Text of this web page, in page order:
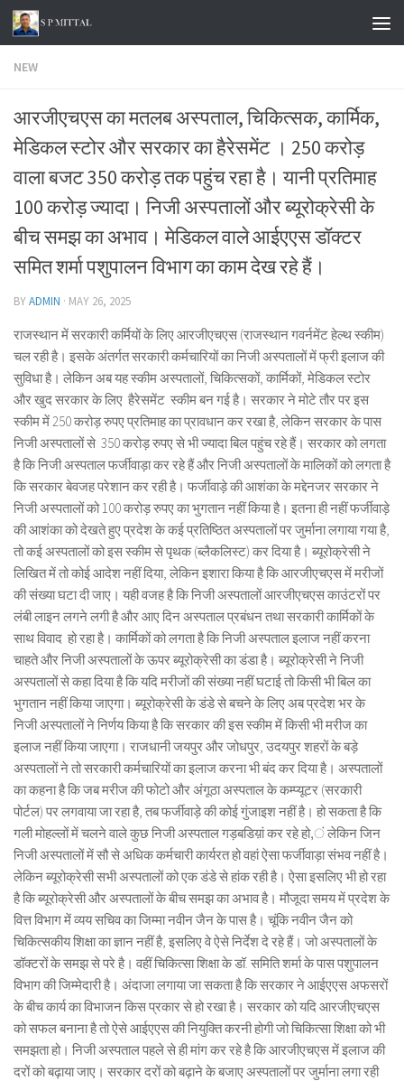
Skip to content
NEW
आरजीएचएस का मतलब अस्पताल, चिकित्सक, कार्मिक,
मेडिकल स्टोर और सरकार का हैरेसमेंट । 250 करोड़
वाला बजट 350 करोड़ तक पहुंच रहा है। यानी प्रतिमाह
100 करोड़ ज्यादा। निजी अस्पतालों और ब्यूरोक्रेसी के
बीच समझ का अभाव। मेडिकल वाले आईएएस डॉक्टर
समित शर्मा पशुपालन विभाग का काम देख रहे हैं।
BYADMIN · MAY 26, 2025
राजस्थान में सरकारी कर्मियों के लिए आरजीएचएस (राजस्थान गवर्नमेंट हेल्थ स्कीम)
चल रही है। इसके अंतर्गत सरकारी कर्मचारियों का निजी अस्पतालों में फ्री इलाज की
सुविधा है। लेकिन अब यह स्कीम अस्पतालों, चिकित्सकों, कार्मिकों, मेडिकल स्टोर
और खुद सरकार के लिए हैरेसमेंट स्कीम बन गई है। सरकार ने मोटे तौर पर इस
स्कीम में 250 करोड़ रुपए प्रतिमाह का प्रावधान कर रखा है, लेकिन सरकार के पास
निजी अस्पतालों से 350 करोड़ रुपए से भी ज्यादा बिल पहुंच रहे हैं। सरकार को लगता
है कि निजी अस्पताल फर्जीवाड़ा कर रहे हैं और निजी अस्पतालों के मालिकों को लगता है
कि सरकार बेवजह परेशान कर रही है। फर्जीवाड़े की आशंका के मद्देनजर सरकार ने
निजी अस्पतालों को 100 करोड़ रुपए का भुगतान नहीं किया है। इतना ही नहीं फर्जीवाड़े
की आशंका को देखते हुए प्रदेश के कई प्रतिष्ठित अस्पतालों पर जुर्माना लगाया गया है,
तो कई अस्पतालों को इस स्कीम से पृथक (ब्लैकलिस्ट) कर दिया है। ब्यूरोक्रेसी ने
लिखित में तो कोई आदेश नहीं दिया, लेकिन इशारा किया है कि आरजीएचएस में मरीजों
की संख्या घटा दी जाए। यही वजह है कि निजी अस्पतालों आरजीएचएस काउंटरों पर
लंबी लाइन लगने लगी है और आए दिन अस्पताल प्रबंधन तथा सरकारी कार्मिकों के
साथ विवाद हो रहा है। कार्मिकों को लगता है कि निजी अस्पताल इलाज नहीं करना
चाहते और निजी अस्पतालों के ऊपर ब्यूरोक्रेसी का डंडा है। ब्यूरोक्रेसी ने निजी
अस्पतालों से कहा दिया है कि यदि मरीजों की संख्या नहीं घटाई तो किसी भी बिल का
भुगतान नहीं किया जाएगा। ब्यूरोक्रेसी के डंडे से बचने के लिए अब प्रदेश भर के
निजी अस्पतालों ने निर्णय किया है कि सरकार की इस स्कीम में किसी भी मरीज का
इलाज नहीं किया जाएगा। राजधानी जयपुर और जोधपुर, उदयपुर शहरों के बड़े
अस्पतालों ने तो सरकारी कर्मचारियों का इलाज करना भी बंद कर दिया है। अस्पतालों
का कहना है कि जब मरीज की फोटो और अंगूठा अस्पताल के कम्प्यूटर (सरकारी
पोर्टल) पर लगवाया जा रहा है, तब फर्जीवाड़े की कोई गुंजाइश नहीं है। हो सकता है कि
गली मोहल्लों में चलने वाले कुछ निजी अस्पताल गड़बडिय़ां कर रहे हो,ं लेकिन जिन
निजी अस्पतालों में सौ से अधिक कर्मचारी कार्यरत हो वहां ऐसा फर्जीवाड़ा संभव नहीं है।
लेकिन ब्यूरोक्रेसी सभी अस्पतालों को एक डंडे से हांक रही है। ऐसा इसलिए भी हो रहा
है कि ब्यूरोक्रेसी और अस्पतालों के बीच समझ का अभाव है। मौजूदा समय में प्रदेश के
वित्त विभाग में व्यय सचिव का जिम्मा नवीन जैन के पास है। चूंकि नवीन जैन को
चिकित्सकीय शिक्षा का ज्ञान नहीं है, इसलिए वे ऐसे निर्देश दे रहे हैं। जो अस्पतालों के
डॉक्टरों के समझ से परे है। वहीं चिकित्सा शिक्षा के डॉ. समिति शर्मा के पास पशुपालन
विभाग की जिम्मेदारी है। अंदाजा लगाया जा सकता है कि सरकार ने आईएएस अफसरों
के बीच कार्य का विभाजन किस प्रकार से हो रखा है। सरकार को यदि आरजीएचएस
को सफल बनाना है तो ऐसे आईएएस की नियुक्ति करनी होगी जो चिकित्सा शिक्षा को भी
समझता हो। निजी अस्पताल पहले से ही मांग कर रहे है कि आरजीएचएस में इलाज की
दरों को बढ़ाया जाए। सरकार दरों को बढ़ाने के बजाए अस्पतालों पर जुर्माना लगा रही